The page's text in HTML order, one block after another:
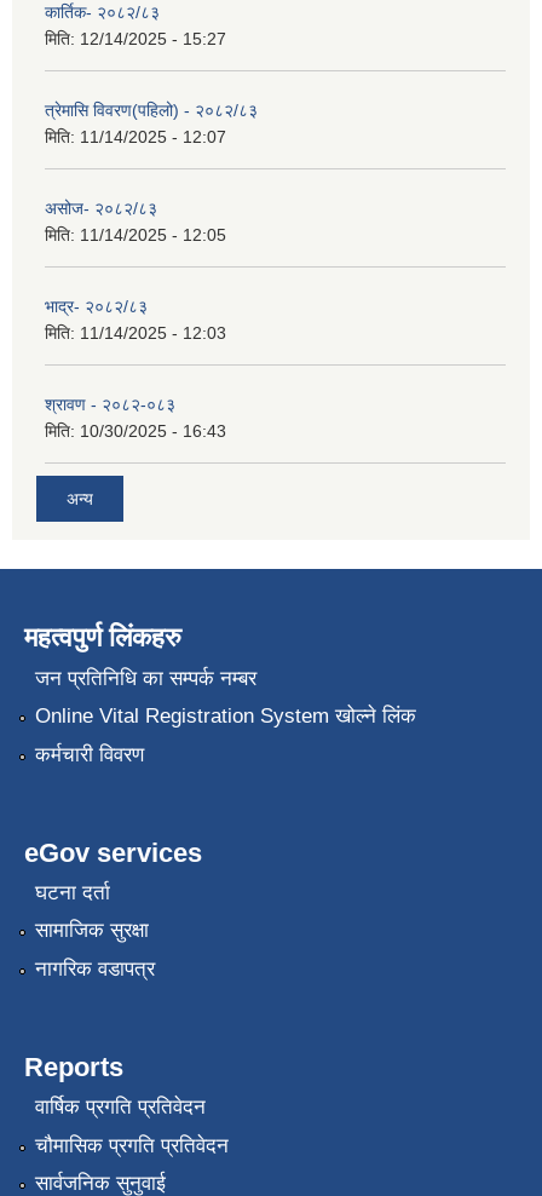
कार्तिक- २०८२/८३
मिति: 12/14/2025 - 15:27
त्रेमासि विवरण(पहिलो) - २०८२/८३
मिति: 11/14/2025 - 12:07
असोज- २०८२/८३
मिति: 11/14/2025 - 12:05
भाद्र- २०८२/८३
मिति: 11/14/2025 - 12:03
श्रावण - २०८२-०८३
मिति: 10/30/2025 - 16:43
अन्य
महत्वपुर्ण लिंकहरु
जन प्रतिनिधि का सम्पर्क नम्बर
Online Vital Registration System खोल्ने लिंक
कर्मचारी विवरण
eGov services
घटना दर्ता
सामाजिक सुरक्षा
नागरिक वडापत्र
Reports
वार्षिक प्रगति प्रतिवेदन
चौमासिक प्रगति प्रतिवेदन
सार्वजनिक सुनुवाई